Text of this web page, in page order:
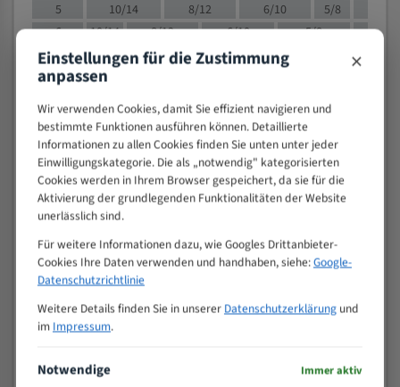
5
10/14 8/12 6/10
5/8
6
10/14 8/12 6/10
5/8
8
10/14 8/12 6/10 5/8
10
8/12 6/10
15
8/12 6/10
4/5
20
4/6
30
4/5
50
4/5
80
> 100
VOLLMATERIAL
M (mm)
Zoll (ZpZ) )
>
15 - 40
Einstellungen für die Zustimmung
anpassen ×
Wir verwenden Cookies, damit Sie effizient navigieren und
bestimmte Funktionen ausführen können. Detaillierte
Informationen zu allen Cookies finden Sie unten unter jeder
Einwilligungskategorie. Die als „notwendig" kategorisierten
Cookies werden in Ihrem Browser gespeichert, da sie für die
Aktivierung der grundlegenden Funktionalitäten der Website
unerlässlich sind.
Für weitere Informationen dazu, wie Googles Drittanbieter-
Cookies Ihre Daten verwenden und handhaben, siehe:Google-
Datenschutzrichtlinie
Weitere Details finden Sie in unserer Datenschutzerklärungund
im Impressum.
Notwendige Immer aktiv